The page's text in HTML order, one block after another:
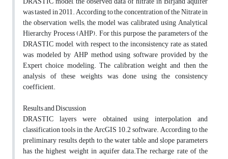
was tasted in 2011. According to the concentration of the Nitrate in
the observation wells; the model was calibrated using Analytical
Hierarchy Process (AHP). For this purpose, the parameters of the
DRASTIC model, with respect to the inconsistency rate as stated,
was modeled by AHP method using software provided by the
Expert choice modeling. The calibration weight and then the
analysis of these weights was done using the consistency
coefficient.
Results and Discussion
DRASTIC layers were obtained using interpolation and
classification tools in the ArcGIS 10.2 software. According to the
preliminary results, depth to the water table and slope parameters
has the highest weight in aquifer data.The recharge rate of the